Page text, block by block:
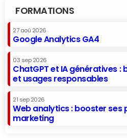
FORMATIONS
27 aoû 2026
Google Analytics GA4
03 sep 2026
ChatGPT et IA génératives :
et usages responsables
21 sep 2026
Web analytics : booster ses
marketing